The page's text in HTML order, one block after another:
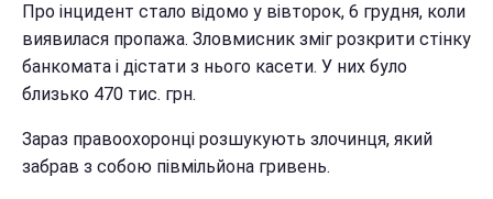
Про інцидент стало відомо у вівторок, 6 грудня, коли
виявилася пропажа. Зловмисник зміг розкрити стінку
банкомата і дістати з нього касети. У них було
близько 470 тис. грн.
Зараз правоохоронці розшукують злочинця, який
забрав з собою півмільйона гривень.